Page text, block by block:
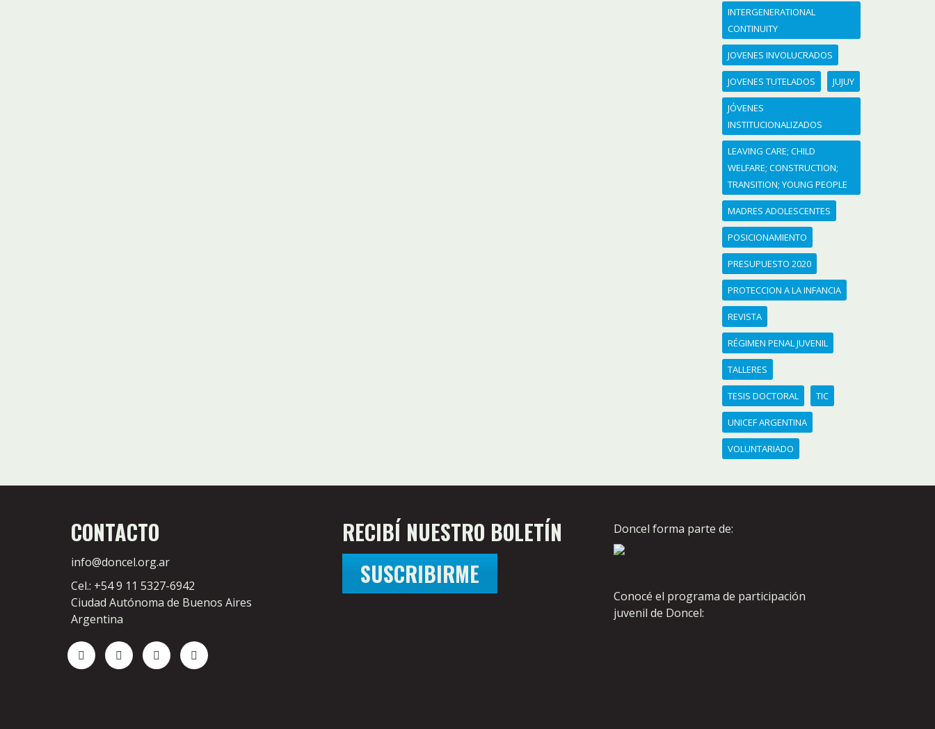
INTERGENERATIONAL
CONTINUITY
JOVENES INVOLUCRADOS
JOVENES TUTELADOS JUJUY
JÓVENES
INSTITUCIONALIZADOS
LEAVING CARE; CHILD
WELFARE; CONSTRUCTION;
TRANSITION; YOUNG PEOPLE
MADRES ADOLESCENTES
POSICIONAMIENTO
PRESUPUESTO 2020
PROTECCION A LA INFANCIA
REVISTA
RÉGIMEN PENAL JUVENIL
TALLERES
TESIS DOCTORAL TIC
UNICEF ARGENTINA
VOLUNTARIADO
CONTACTO
info@doncel.org.ar
Cel.: +54 9 11 5327-6942
Ciudad Autónoma de Buenos Aires
Argentina
RECIBÍ NUESTRO BOLETÍN
SUSCRIBIRME
Doncel forma parte de:
Conocé el programa de participación
juvenil de Doncel: